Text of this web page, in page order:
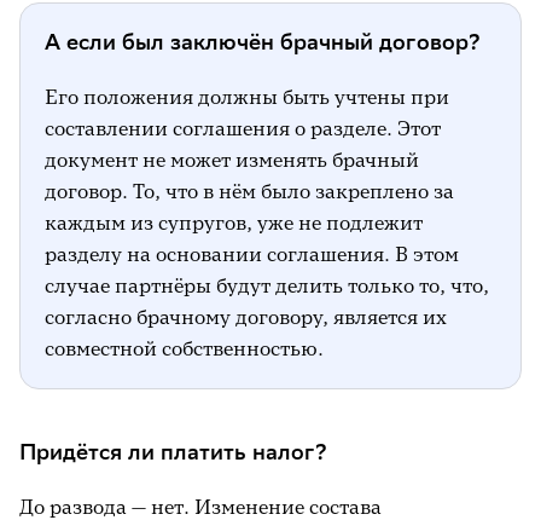
А если был заключён брачный договор?
Его положения должны быть учтены при
составлении соглашения о разделе. Этот
документ не может изменять брачный
договор. То, что в нём было закреплено за
каждым из супругов, уже не подлежит
разделу на основании соглашения. В этом
случае партнёры будут делить только то, что,
согласно брачному договору, является их
совместной собственностью.
Придётся ли платить налог?
До развода — нет. Изменение состава